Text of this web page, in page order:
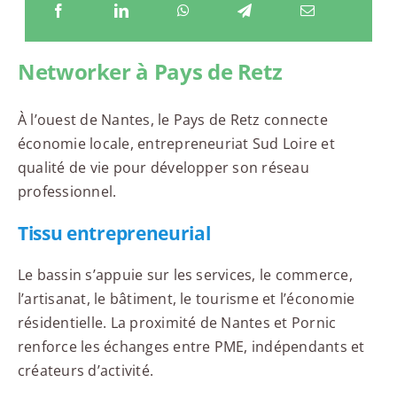
Networker à Pays de Retz
À l’ouest de Nantes, le Pays de Retz connecte
économie locale, entrepreneuriat Sud Loire et
qualité de vie pour développer son réseau
professionnel.
Tissu entrepreneurial
Le bassin s’appuie sur les services, le commerce,
l’artisanat, le bâtiment, le tourisme et l’économie
résidentielle. La proximité de Nantes et Pornic
renforce les échanges entre PME, indépendants et
créateurs d’activité.